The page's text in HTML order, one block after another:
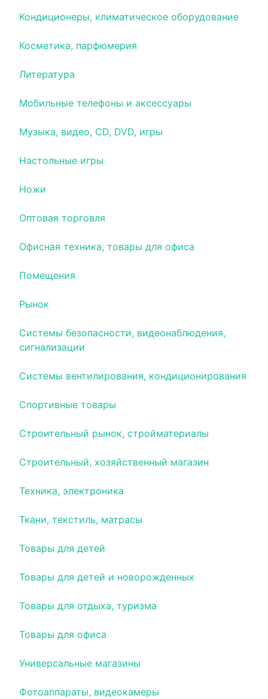
Кондиционеры, климатическое оборудование
Косметика, парфюмерия
Литература
Мобильные телефоны и аксессуары
Музыка, видео, CD, DVD, игры
Настольные игры
Ножи
Оптовая торговля
Офисная техника, товары для офиса
Помещения
Рынок
Системы безопасности, видеонаблюдения,
сигнализации
Системы вентилирования, кондиционирования
Спортивные товары
Строительный рынок, стройматериалы
Строительный, хозяйственный магазин
Техника, электроника
Ткани, текстиль, матрасы
Товары для детей
Товары для детей и новорожденных
Товары для отдыха, туризма
Товары для офиса
Универсальные магазины
Фотоаппараты, видеокамеры